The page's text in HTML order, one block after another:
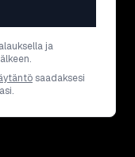
ja
saadaksesi